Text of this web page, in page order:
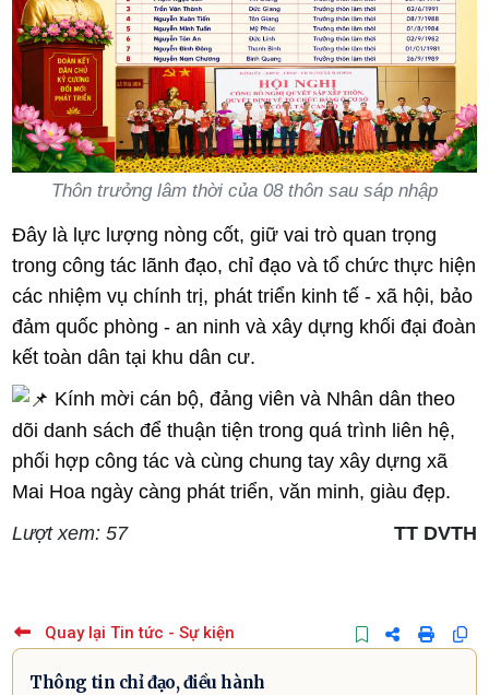
Thôn trưởng lâm thời của 08 thôn sau sáp nhập
Đây là lực lượng nòng cốt, giữ vai trò quan trọng
trong công tác lãnh đạo, chỉ đạo và tổ chức thực hiện
các nhiệm vụ chính trị, phát triển kinh tế - xã hội, bảo
đảm quốc phòng - an ninh và xây dựng khối đại đoàn
kết toàn dân tại khu dân cư.
Kính mời cán bộ, đảng viên và Nhân dân theo
dõi danh sách để thuận tiện trong quá trình liên hệ,
phối hợp công tác và cùng chung tay xây dựng xã
Mai Hoa ngày càng phát triển, văn minh, giàu đẹp.
Lượt xem: 57
TT DVTH
Quay lại Tin tức - Sự kiện
Thông tin chỉ đạo, điều hành